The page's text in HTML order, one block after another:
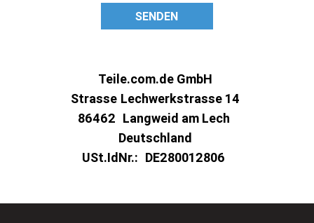
SENDEN
Teile.com.de GmbH
Strasse Lechwerkstrasse 14
86462 Langweid am Lech
Deutschland
USt.IdNr.: DE280012806